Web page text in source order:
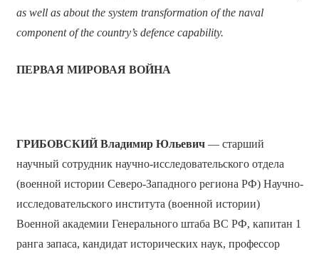
as well as about the system transformation of the naval
component of the country’s defence capability.
ПЕРВАЯ МИРОВАЯ ВОЙНА
ГРИБОВСКИЙ Владимир Юльевич— старший
научный сотрудник научно-исследовательского отдела
(военной истории Северо-Западного региона РФ) Научно-
исследовательского института (военной истории)
Военной академии Генерального штаба ВС РФ, капитан 1
ранга запаса, кандидат исторических наук, профессор